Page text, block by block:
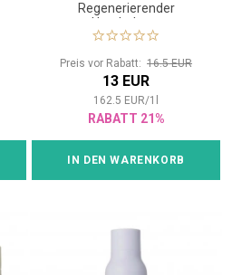
Regenerierender
Haarbalsam
Preis vor Rabatt: 16.5 EUR
13 EUR
162.5 EUR/1
RABATT 21%
IN DEN WARENKORB